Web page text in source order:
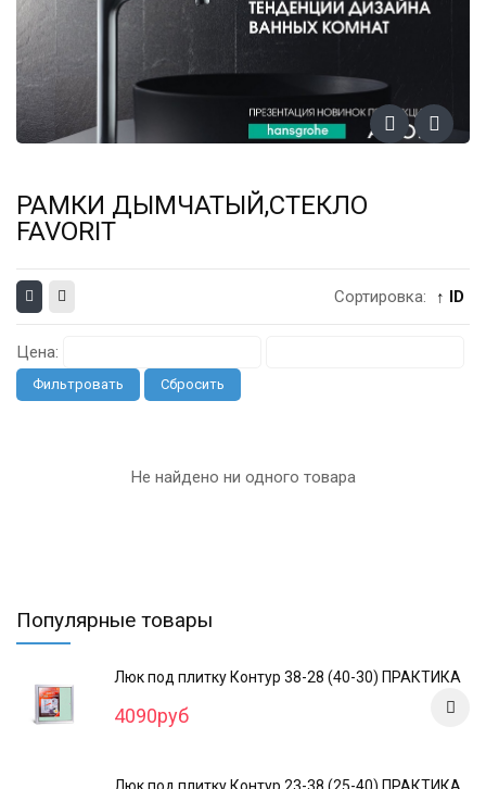
РАМКИ ДЫМЧАТЫЙ,СТЕКЛО
FAVORIT
Сортировка: ↑ ID
Цена:
Фильтровать Сбросить
Не найдено ни одного товара
Популярные товары
Люк под плитку Контур 38-28 (40-30) ПРАКТИКА
4090руб